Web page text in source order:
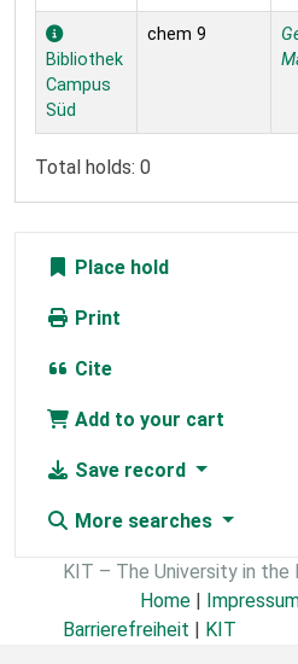
Bibliothek
Campus
Süd
chem 9
Total holds: 0
Place hold
Print
Cite
Add to your cart
Save record
More searches
KIT – The University in
Home |
Barrierefreiheit | KIT